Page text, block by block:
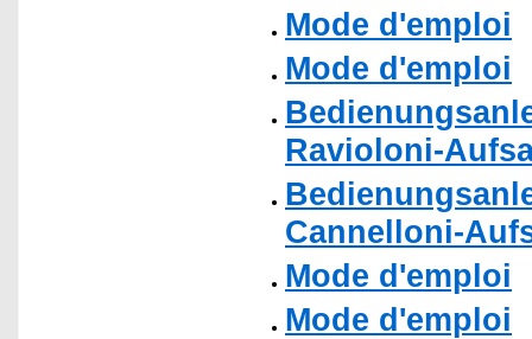
Mode d'emploi
Mode d'emploi
Ravioloni-
Cannelloni-
Mode d'emploi
Mode d'emploi